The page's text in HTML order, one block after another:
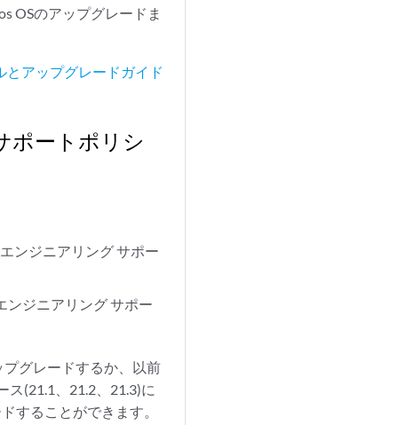
OSのアップグレードま
とアップグレードガイド
ポートポリシ
ンジニアリング サポー
ンジニアリング サポー
プグレードするか、以前
ス(21.1、21.2、21.3)に
することができます。